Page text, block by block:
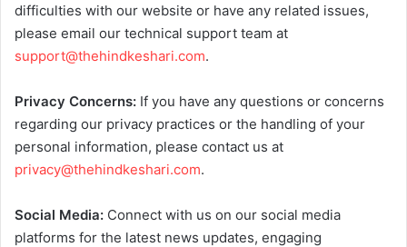
difficulties with our website or have any related issues,
please email our technical support team at
support@thehindkeshari.com.
Privacy Concerns: If you have any questions or concerns
regarding our privacy practices or the handling of your
personal information, please contact us at
privacy@thehindkeshari.com.
Social Media: Connect with us on our social media
platforms for the latest news updates, engaging